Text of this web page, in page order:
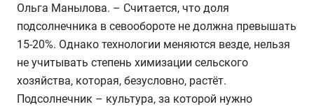
Ольга Манылова. – Считается, что доля
подсолнечника в севообороте не должна превышать
15-20%. Однако технологии меняются везде, нельзя
не учитывать степень химизации сельского
хозяйства, которая, безусловно, растёт.
Подсолнечник – культура, за которой нужно